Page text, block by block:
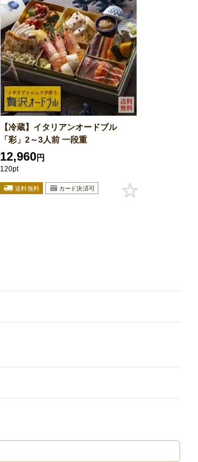
【冷蔵】イタリアンオードブル
「彩」2～3人前 一段重
12,960円
120pt